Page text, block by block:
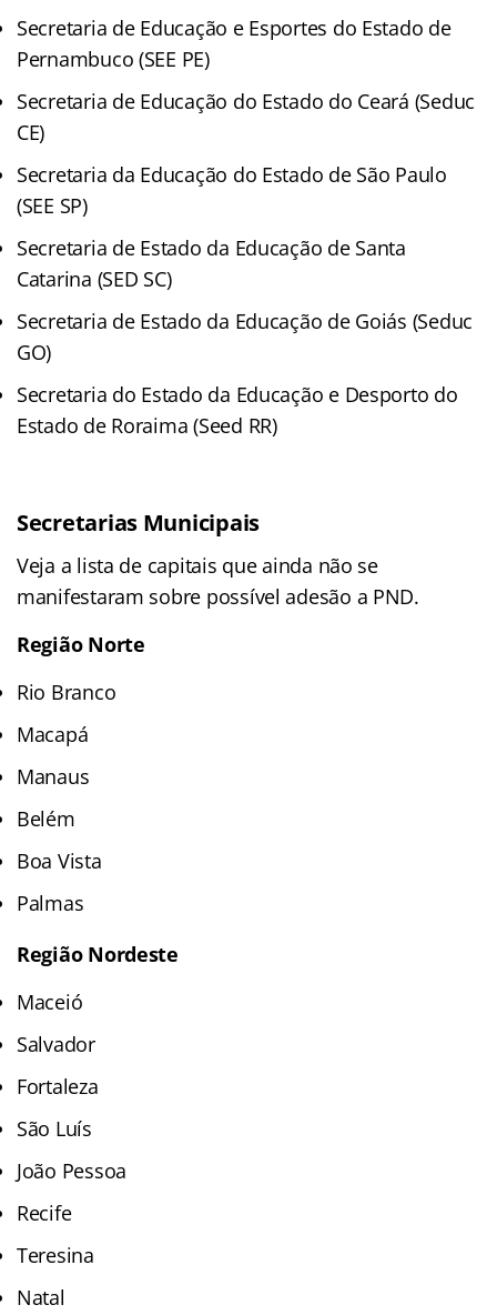
Secretaria de Educação e Esportes do Estado de
Pernambuco (SEE PE)
Secretaria de Educação do Estado do Ceará (Seduc
CE)
Secretaria da Educação do Estado de São Paulo
(SEE SP)
Secretaria de Estado da Educação de Santa
Catarina (SED SC)
Secretaria de Estado da Educação de Goiás (Seduc
GO)
Secretaria do Estado da Educação e Desporto do
Estado de Roraima (Seed RR)
Secretarias Municipais
Veja a lista de capitais que ainda não se
manifestaram sobre possível adesão a PND.
Região Norte
Rio Branco
Macapá
Manaus
Belém
Boa Vista
Palmas
Região Nordeste
Maceió
Salvador
Fortaleza
São Luís
João Pessoa
Recife
Teresina
Natal